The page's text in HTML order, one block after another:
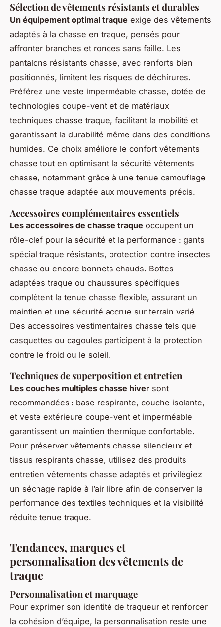
Sélection de vêtements résistants et durables
Un équipement optimal traque exige des vêtements
adaptés à la chasse en traque, pensés pour
affronter branches et ronces sans faille. Les
pantalons résistants chasse, avec renforts bien
positionnés, limitent les risques de déchirures.
Préférez une veste imperméable chasse, dotée de
technologies coupe-vent et de matériaux
techniques chasse traque, facilitant la mobilité et
garantissant la durabilité même dans des conditions
humides. Ce choix améliore le confort vêtements
chasse tout en optimisant la sécurité vêtements
chasse, notamment grâce à une tenue camouflage
chasse traque adaptée aux mouvements précis.
Accessoires complémentaires essentiels
Les accessoires de chasse traque occupent un
rôle-clef pour la sécurité et la performance : gants
spécial traque résistants, protection contre insectes
chasse ou encore bonnets chauds. Bottes
adaptées traque ou chaussures spécifiques
complètent la tenue chasse flexible, assurant un
maintien et une sécurité accrue sur terrain varié.
Des accessoires vestimentaires chasse tels que
casquettes ou cagoules participent à la protection
contre le froid ou le soleil.
Techniques de superposition et entretien
Les couches multiples chasse hiver sont
recommandées : base respirante, couche isolante,
et veste extérieure coupe-vent et imperméable
garantissent un maintien thermique confortable.
Pour préserver vêtements chasse silencieux et
tissus respirants chasse, utilisez des produits
entretien vêtements chasse adaptés et privilégiez
un séchage rapide à l’air libre afin de conserver la
performance des textiles techniques et la visibilité
réduite tenue traque.
Tendances, marques et
personnalisation des vêtements de
traque
Personnalisation et marquage
Pour exprimer son identité de traqueur et renforcer
la cohésion d’équipe, la personnalisation reste une